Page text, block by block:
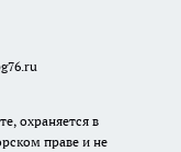
охраняется в
праве и не